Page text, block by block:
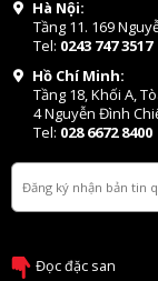
Hà Nội:
Tầng 11. 169
Tel: 0243 747 3517
Hồ Chí Minh:
Tầng 18, Khối A,
4 Nguyễn Đình
Tel: 028 6672 8400
Đọc đặc san